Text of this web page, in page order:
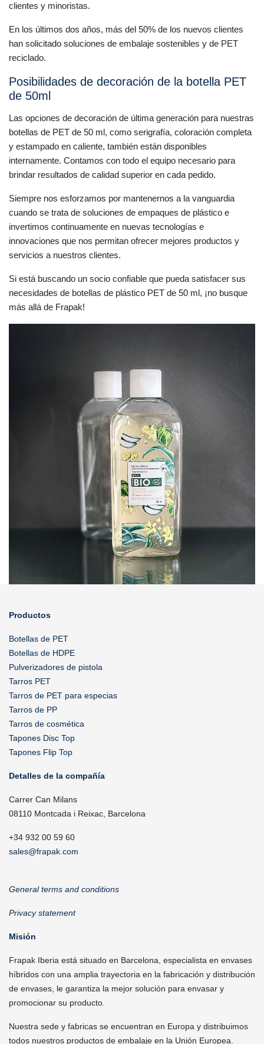
clientes y minoristas.
En los últimos dos años, más del 50% de los nuevos clientes
han solicitado soluciones de embalaje sostenibles y de PET
reciclado.
Posibilidades de decoración de la botella PET
de 50ml
Las opciones de decoración de última generación para nuestras
botellas de PET de 50 ml, como serigrafía, coloración completa
y estampado en caliente, también están disponibles
internamente. Contamos con todo el equipo necesario para
brindar resultados de calidad superior en cada pedido.
Siempre nos esforzamos por mantenernos a la vanguardia
cuando se trata de soluciones de empaques de plástico e
invertimos continuamente en nuevas tecnologías e
innovaciones que nos permitan ofrecer mejores productos y
servicios a nuestros clientes.
Si está buscando un socio confiable que pueda satisfacer sus
necesidades de botellas de plástico PET de 50 ml, ¡no busque
más allá de Frapak!
Productos
Botellas de PET
Botellas de HDPE
Pulverizadores de pistola
Tarros PET
Tarros de PET para especias
Tarros de PP
Tarros de cosmética
Tapones Disc Top
Tapones Flip Top
Detalles de la compañía
Carrer Can Milans
08110 Montcada i Reixac, Barcelona
+34 932 00 59 60
sales@frapak.com
General terms and conditions
Privacy statement
Misión
Frapak Iberia está situado en Barcelona, especialista en envases
híbridos con una amplia trayectoria en la fabricación y distribución
de envases, le garantiza la mejor solución para envasar y
promocionar su producto.
Nuestra sede y fabricas se encuentran en Europa y distribuimos
todos nuestros productos de embalaje en la Unión Europea.